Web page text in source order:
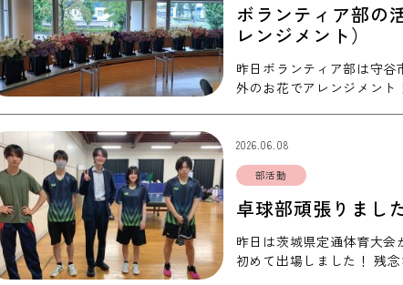
ボランティア部の
レンジメント）
昨日ボランティア部は守
外のお花でアレンジメント
2026.06.08
部活動
卓球部頑張りまし
昨日は茨城県定通体育大
初めて出場しました！ 残